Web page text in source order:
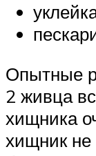
Опытные
2 живца
хищника
хищник не